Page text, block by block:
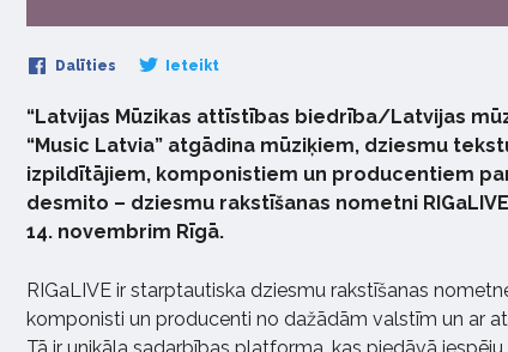
Dalīties Ieteikt
“Latvijas Mūzikas attīstības biedrība/Latvijas
“Music Latvia” atgādina mūziķiem, dziesmu
izpildītājiem, komponistiem un producentiem
desmito – dziesmu rakstīšanas nometni
14. novembrim Rīgā.
RIGaLIVE ir starptautiska dziesmu rakstīšanas
komponisti un producenti no dažādām valstīm un ar